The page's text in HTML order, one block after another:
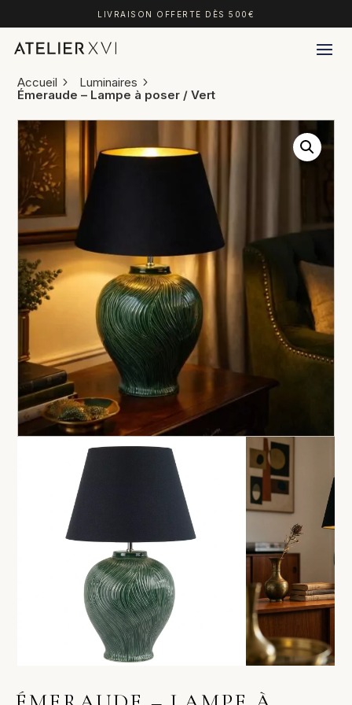
LIVRAISON OFFERTE DÈS 500€
Accueil
Luminaires
Émeraude – Lampe à poser / Vert